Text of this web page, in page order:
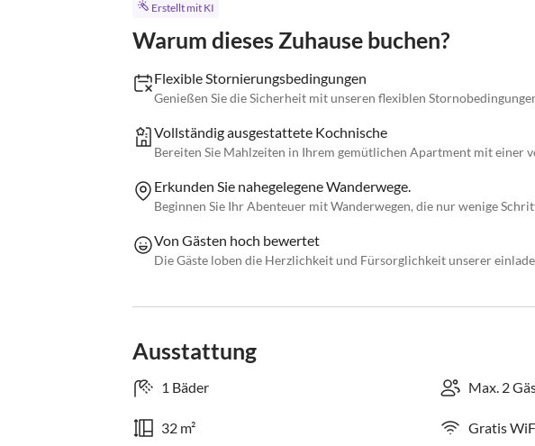
Erstellt mit KI
Warum dieses Zuhause buchen?
Flexible Stornierungsbedingungen
Genießen Sie die Sicherheit mit unseren flexiblen
Vollständig ausgestattete Kochnische
Bereiten Sie Mahlzeiten in Ihrem gemütlichen Apartment mit einer
Erkunden Sie nahegelegene Wanderwege.
Beginnen Sie Ihr Abenteuer mit Wanderwegen, die nur wenige
Von Gästen hoch bewertet
Die Gäste loben die Herzlichkeit und Fürsorglichkeit unserer
Ausstattung
1 Bäder Max. 2
32 m² Gratis